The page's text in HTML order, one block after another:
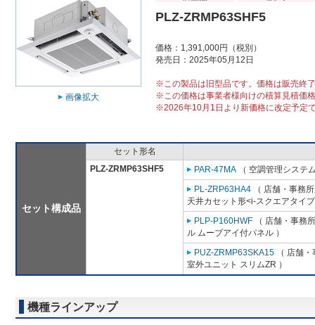
画像拡大
PLZ-ZRMP63SHF5
価格：1,391,000円（税別）
発売日：2025年05月12日
※この製品は旧型品です。価格は販売終
※この価格は事業者様向けの積算見積価
※2026年10月1日より新価格に改定予定
セット構成品
セット形名
PLZ-ZRMP63SHF5
PAR-47MA （ 空調管理システ
PL-ZRP63HA4 （ 店舗・事務
天井カセット形<i-スクエアタイ
PLP-P160HWF （ 店舗・事務
ル ムーブアイ付パネル ）
PUZ-ZRMP63SKA15 （ 店舗
室外ユニット スリムZR ）
機種ラインアップ